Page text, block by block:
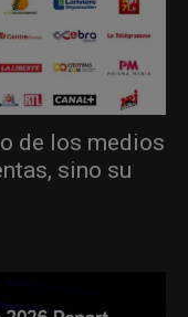
de los medios
sino su